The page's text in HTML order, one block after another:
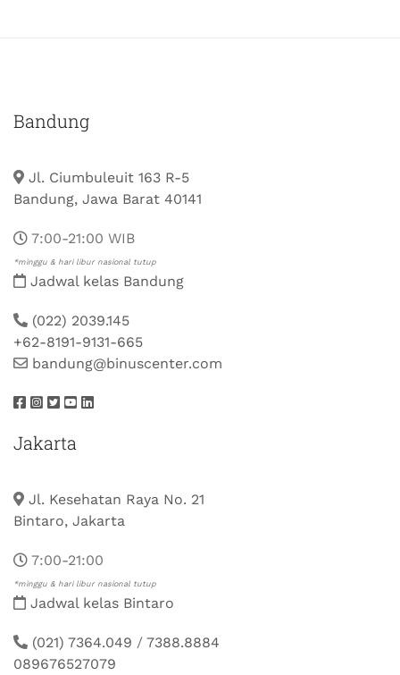
Bandung
Jl. Ciumbuleuit 163 R-5
Bandung, Jawa Barat 40141
7:00-21:00 WIB
*minggu & hari libur nasional tutup
Jadwal kelas Bandung
(022) 2039.145
+62-8191-9131-665
bandung@binuscenter.com
Jakarta
Jl. Kesehatan Raya No. 21
Bintaro, Jakarta
7:00-21:00
*minggu & hari libur nasional tutup
Jadwal kelas Bintaro
(021) 7364.049 / 7388.8884
089676527079